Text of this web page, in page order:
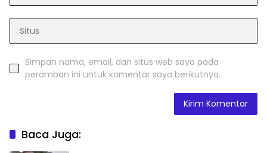
Simpan nama, email, dan situs web saya pada
peramban ini untuk komentar saya berikutnya.
Baca Juga: